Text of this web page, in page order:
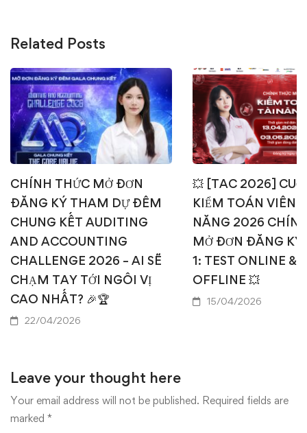
Related Posts
CHÍNH THỨC MỞ ĐƠN
ĐĂNG KÝ THAM DỰ ĐÊM
CHUNG KẾT AUDITING
AND ACCOUNTING
CHALLENGE 2026 – AI SẼ
CHẠM TAY TỚI NGÔI VỊ
CAO NHẤT? 🎉🏆
22/04/2026
💥 [TAC 2026]
KIỂM TOÁN VIÊN
NĂNG 2026
MỞ ĐƠN ĐĂNG KÝ
1: TEST ONLINE &
OFFLINE 💥
15/04/2026
Leave your thought here
Your email address will not be published. Required fields are
marked *